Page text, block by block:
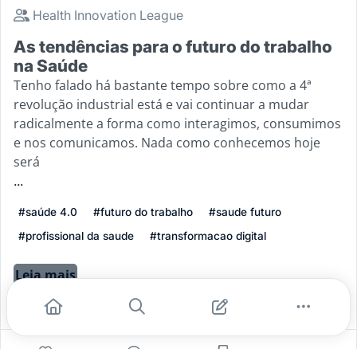
Health Innovation League
As tendências para o futuro do trabalho
na Saúde
Tenho falado há bastante tempo sobre como a 4ª
revolução industrial está e vai continuar a mudar
radicalmente a forma como interagimos, consumimos
e nos comunicamos. Nada como conhecemos hoje
será
...
#saúde 4.0 #futuro do trabalho
#saude futuro
#profissional da saude
#transformacao digital
Leia mais